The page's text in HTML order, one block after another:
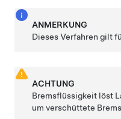
ANMERKUNG
Dieses Verfahren gilt
ACHTUNG
Bremsflüssigkeit löst
um verschüttete